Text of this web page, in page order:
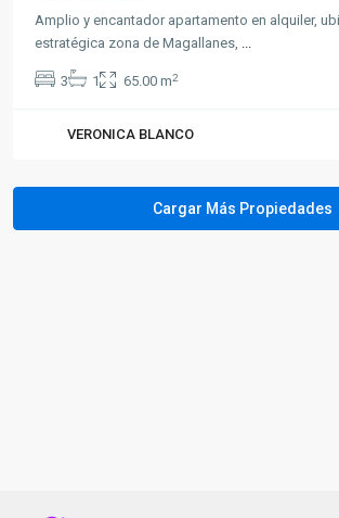
Amplio y encantador apartamento en alquiler,
estratégica zona de Magallanes, ...
3 1 65.00 m2
VERONICA BLANCO